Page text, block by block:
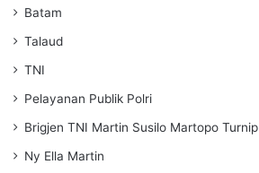
Batam
Talaud
TNI
Pelayanan Publik Polri
Brigjen TNI Martin Susilo Martopo Turnip
Ny Ella Martin